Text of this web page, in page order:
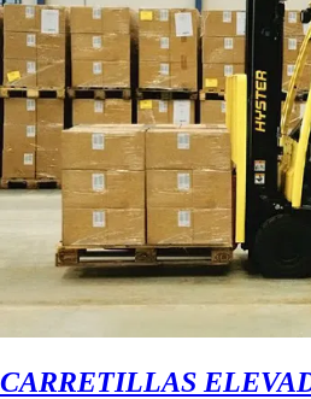
CARRETILLAS